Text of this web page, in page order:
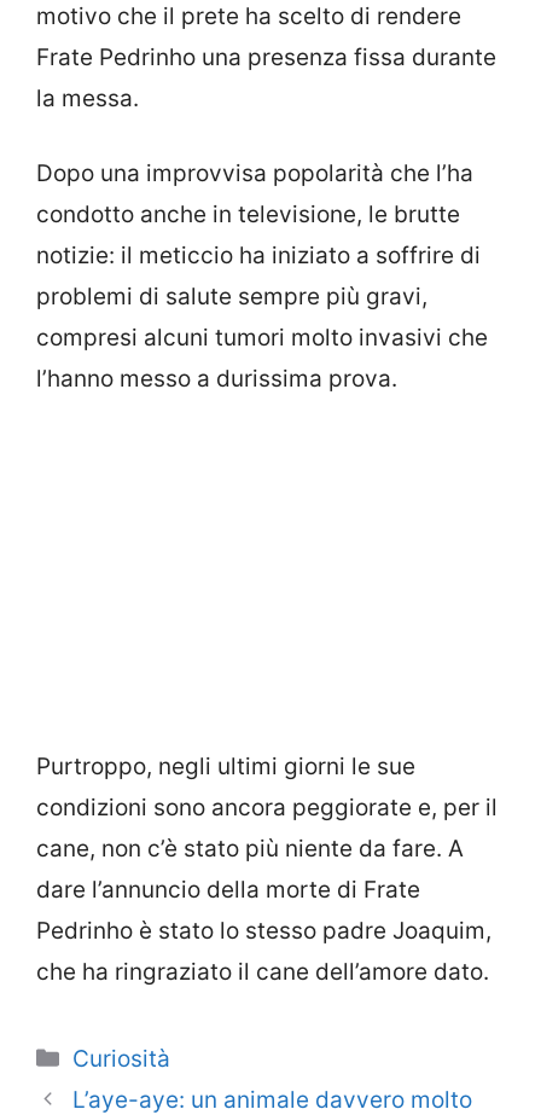
motivo che il prete ha scelto di rendere
Frate Pedrinho una presenza fissa durante
la messa.
Dopo una improvvisa popolarità che l’ha
condotto anche in televisione, le brutte
notizie: il meticcio ha iniziato a soffrire di
problemi di salute sempre più gravi,
compresi alcuni tumori molto invasivi che
l’hanno messo a durissima prova.
Purtroppo, negli ultimi giorni le sue
condizioni sono ancora peggiorate e, per il
cane, non c’è stato più niente da fare. A
dare l’annuncio della morte di Frate
Pedrinho è stato lo stesso padre Joaquim,
che ha ringraziato il cane dell’amore dato.
Categorie
Curiosità
L’aye-aye: un animale davvero molto